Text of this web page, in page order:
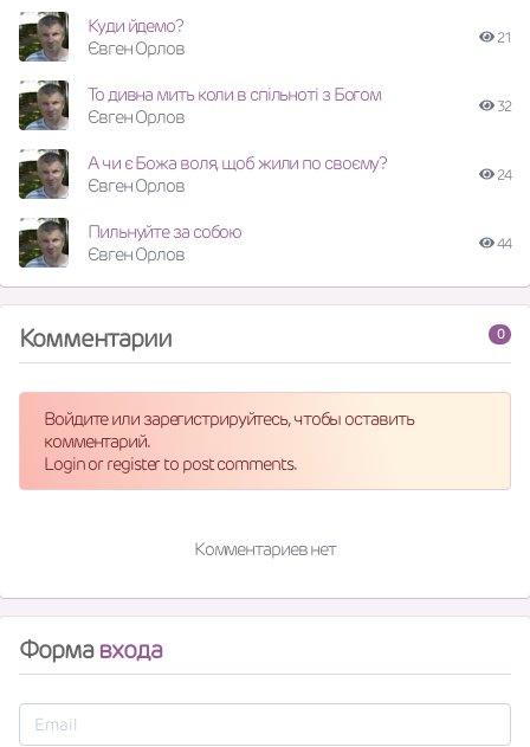
Куди йдемо?
Євген Орлов
21
То дивна мить коли в спільноті з Богом
Євген Орлов
32
А чи є Божа воля, щоб жили по своєму?
Євген Орлов
24
Пильнуйте за собою
Євген Орлов
44
0
Комментарии
Войдите или зарегистрируйтесь, чтобы оставить
комментарий.
Login or register to post comments.
Комментариев нет
Формавхода